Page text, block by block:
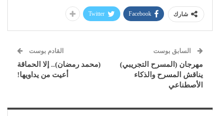
شارك Facebook
Twitter
السابق بوست
مهرجان (المسرح التجريبي)
يناقش المسرح والذكاء
الأصطناعي
القادم بوست
(محمد رمضان).. إلا الحماقة
أعيت من يداويها!